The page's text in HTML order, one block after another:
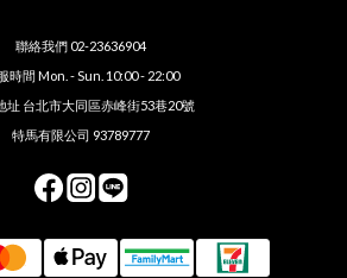
聯絡我們 02-23636904
時間 Mon. - Sun. 10:00 - 22:00
址 台北市大同區赤峰街53巷20號
特馬有限公司 93789777